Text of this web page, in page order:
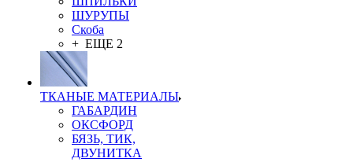
ШУРУПЫ
Скоба
+ ЕЩЕ 2
ТКАНЫЕ МАТЕРИАЛЫ
ГАБАРДИН
ОКСФОРД
БЯЗЬ, ТИК,
ДВУНИТКА